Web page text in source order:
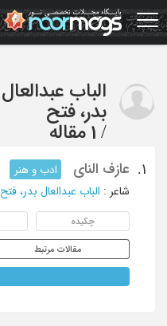
Skip
to
main
الباب عبدالعال
بدر، فتح
/ 1 مقاله
1. عازف النای
ادب و هنر
شاعر : الباب عبدالعال بدر، فتح
چکیده
مقالات مرتبط